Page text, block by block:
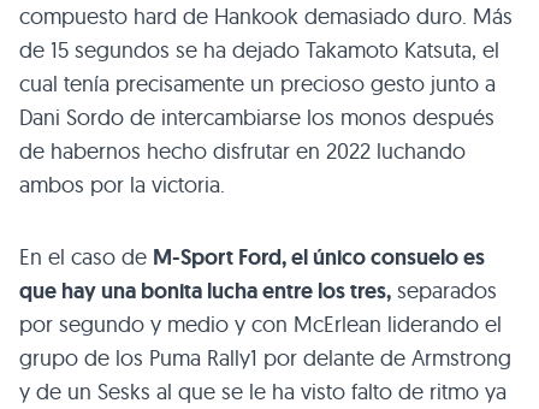
compuesto hard de Hankook demasiado duro. Más
de 15 segundos se ha dejado Takamoto Katsuta, el
cual tenía precisamente un precioso gesto junto a
Dani Sordo de intercambiarse los monos después
de habernos hecho disfrutar en 2022 luchando
ambos por la victoria.
En el caso de M-Sport Ford, el único consuelo es
que hay una bonita lucha entre los tres, separados
por segundo y medio y con McErlean liderando el
grupo de los Puma Rally1 por delante de Armstrong
y de un Sesks al que se le ha visto falto de ritmo ya